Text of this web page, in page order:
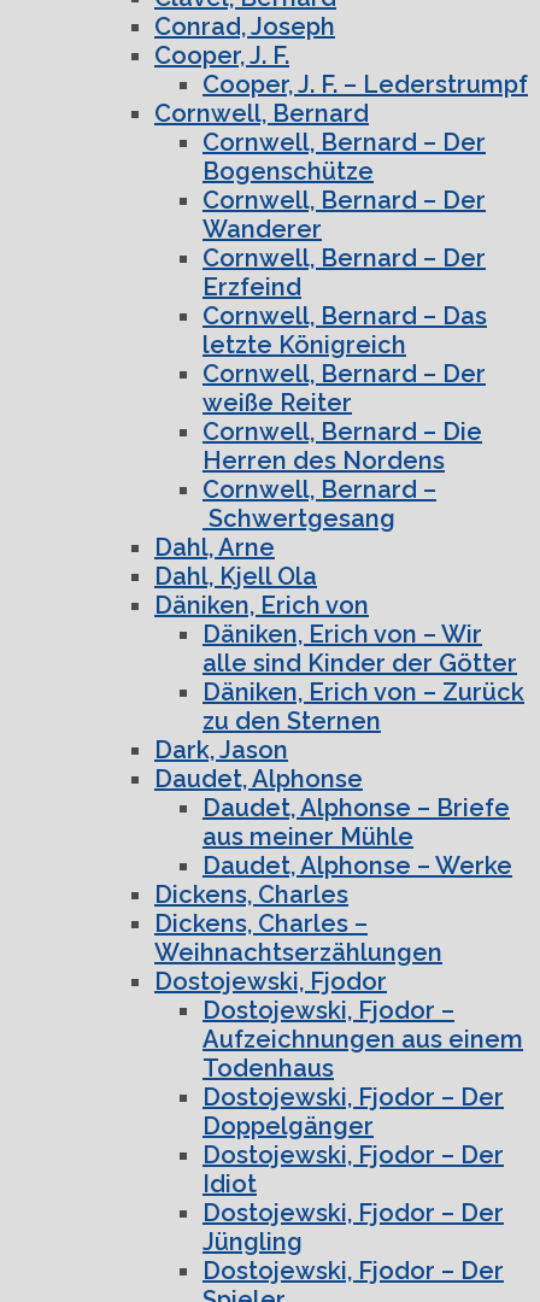
Conrad, Joseph
Cooper, J. F.
Cooper, J. F. – Lederstrumpf
Cornwell, Bernard
Cornwell, Bernard – Der
Bogenschütze
Cornwell, Bernard – Der
Wanderer
Cornwell, Bernard – Der
Erzfeind
Cornwell, Bernard – Das
letzte Königreich
Cornwell, Bernard – Der
weiße Reiter
Cornwell, Bernard – Die
Herren des Nordens
Cornwell, Bernard –
Schwertgesang
Dahl, Arne
Dahl, Kjell Ola
Däniken, Erich von
Däniken, Erich von – Wir
alle sind Kinder der Götter
Däniken, Erich von – Zurück
zu den Sternen
Dark, Jason
Daudet, Alphonse
Daudet, Alphonse – Briefe
aus meiner Mühle
Daudet, Alphonse – Werke
Dickens, Charles
Dickens, Charles –
Weihnachtserzählungen
Dostojewski, Fjodor
Dostojewski, Fjodor –
Aufzeichnungen aus einem
Todenhaus
Dostojewski, Fjodor – Der
Doppelgänger
Dostojewski, Fjodor – Der
Idiot
Dostojewski, Fjodor – Der
Jüngling
Dostojewski, Fjodor – Der